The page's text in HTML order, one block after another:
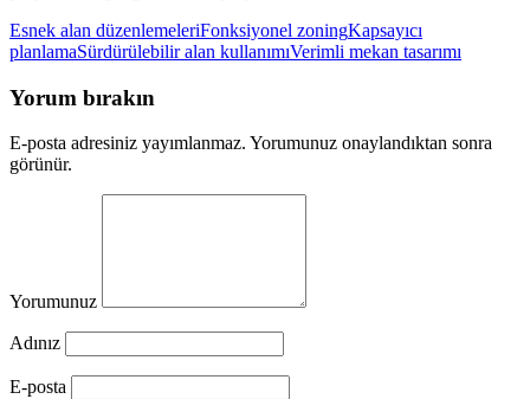
Esnek alan düzenlemeleriFonksiyonel zoningKapsayıcı
planlamaSürdürülebilir alan kullanımıVerimli mekan tasarımı
Yorum bırakın
E-posta adresiniz yayımlanmaz. Yorumunuz onaylandıktan sonra
görünür.
Yorumunuz
Adınız
E-posta